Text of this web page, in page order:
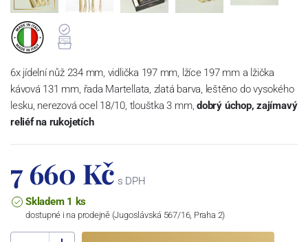
6x jídelní nůž 234 mm, vidlička 197 mm, lžíce 197 mm a lžička
kávová 131 mm, řada Martellata, zlatá barva, leštěno do vysokého
lesku, nerezová ocel 18/10, tlouštka 3 mm,dobrý úchop, zajímavý
reliéf na rukojetích
7 660 Kč s DPH
Skladem 1 ks
dostupné i na prodejně (Jugoslávská 567/16, Praha 2)